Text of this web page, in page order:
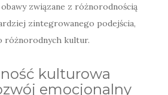
związane z różnorodnością
zintegrowanego podejścia,
różnorodnych kultur.
kulturowa
emocjonalny